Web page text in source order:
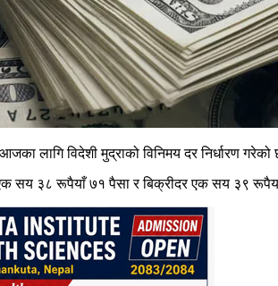
लागि विदेशी मुद्राको विनिमय दर निर्धारण
सय ३८ रूपैयाँ ७१ पैसा र बिक्रीदर एक सय ३९